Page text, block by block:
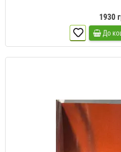
1930
До